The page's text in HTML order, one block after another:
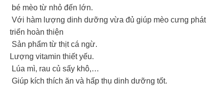
bé mèo từ nhỏ đến lớn.
Với hàm lượng dinh dưỡng vừa đủ giúp mèo cưng phát
triển hoàn thiện
Sản phẩm từ thịt cá ngừ.
Lượng vitamin thiết yếu.
Lúa mì, rau củ sấy khô,…
Giúp kích thích ăn và hấp thụ dinh dưỡng tốt.